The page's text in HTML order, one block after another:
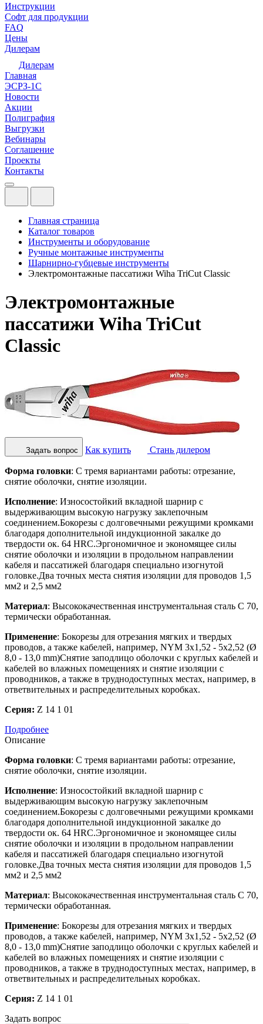
Инструкции
Софт для продукции
FAQ
Цены
Дилерам
Дилерам
Главная
ЭСРЗ-1С
Новости
Акции
Полиграфия
Выгрузки
Вебинары
Соглашение
Проекты
Контакты
Главная страница
Каталог товаров
Инструменты и оборудование
Ручные монтажные инструменты
Шарнирно-губцевые инструменты
Электромонтажные пассатижи Wiha TriCut Classic
Электромонтажные
пассатижи Wiha TriCut
Classic
Задать вопрос Как купить Стань дилером
Форма головки: С тремя вариантами работы: отрезание,
снятие оболочки, снятие изоляции.
Исполнение: Износостойкий вкладной шарнир с
выдерживающим высокую нагрузку заклепочным
соединением.Бокорезы с долговечными режущими кромками
благодаря дополнительной индукционной закалке до
твердости ок. 64 HRC.Эргономичное и экономящее силы
снятие оболочки и изоляции в продольном направлении
кабеля и пассатижей благодаря специально изогнутой
головке.Два точных места снятия изоляции для проводов 1,5
мм2 и 2,5 мм2
Материал: Высококачественная инструментальная сталь C 70,
термически обработанная.
Применение: Бокорезы для отрезания мягких и твердых
проводов, а также кабелей, например, NYM 3x1,52 - 5x2,52 (Ø
8,0 - 13,0 mm)Снятие заподлицо оболочки с круглых кабелей и
кабелей во влажных помещениях и снятие изоляции с
проводников, а также в труднодоступных местах, например, в
ответвительных и распределительных коробках.
Серия: Z 14 1 01
Подробнее
Описание
Форма головки: С тремя вариантами работы: отрезание,
снятие оболочки, снятие изоляции.
Исполнение: Износостойкий вкладной шарнир с
выдерживающим высокую нагрузку заклепочным
соединением.Бокорезы с долговечными режущими кромками
благодаря дополнительной индукционной закалке до
твердости ок. 64 HRC.Эргономичное и экономящее силы
снятие оболочки и изоляции в продольном направлении
кабеля и пассатижей благодаря специально изогнутой
головке.Два точных места снятия изоляции для проводов 1,5
мм2 и 2,5 мм2
Материал: Высококачественная инструментальная сталь C 70,
термически обработанная.
Применение: Бокорезы для отрезания мягких и твердых
проводов, а также кабелей, например, NYM 3x1,52 - 5x2,52 (Ø
8,0 - 13,0 mm)Снятие заподлицо оболочки с круглых кабелей и
кабелей во влажных помещениях и снятие изоляции с
проводников, а также в труднодоступных местах, например, в
ответвительных и распределительных коробках.
Серия: Z 14 1 01
Задать вопрос